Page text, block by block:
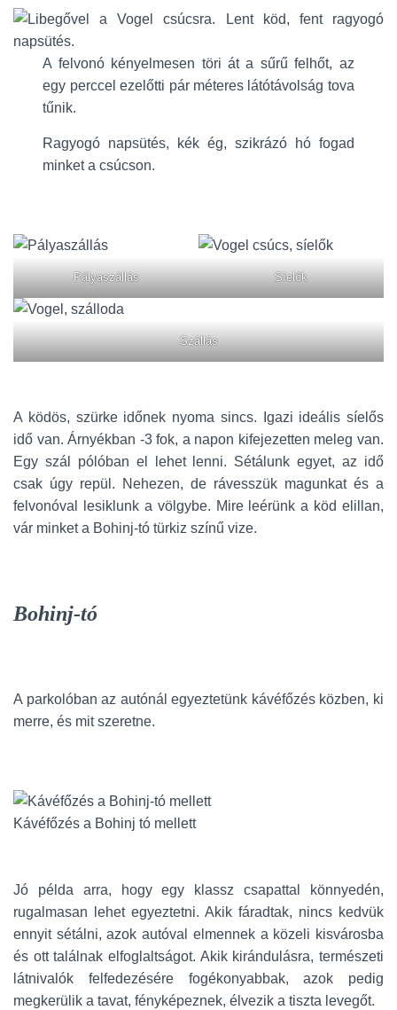
A felvonó kényelmesen töri át a sűrű felhőt, az
egy perccel ezelőtti pár méteres látótávolság tova
tűnik.
Ragyogó napsütés, kék ég, szikrázó hó fogad
minket a csúcson.
Pályaszállás Síelők
Szállás
A ködös, szürke időnek nyoma sincs. Igazi ideális síelős
idő van. Árnyékban -3 fok, a napon kifejezetten meleg van.
Egy szál pólóban el lehet lenni. Sétálunk egyet, az idő
csak úgy repül. Nehezen, de rávesszük magunkat és a
felvonóval lesiklunk a völgybe. Mire leérünk a köd elillan,
vár minket a Bohinj-tó türkiz színű vize.
Bohinj-tó
A parkolóban az autónál egyeztetünk kávéfőzés közben, ki
merre, és mit szeretne.
Kávéfőzés a Bohinj tó mellett
Jó példa arra, hogy egy klassz csapattal könnyedén,
rugalmasan lehet egyeztetni. Akik fáradtak, nincs kedvük
ennyit sétálni, azok autóval elmennek a közeli kisvárosba
és ott találnak elfoglaltságot. Akik kirándulásra, természeti
látnivalók felfedezésére fogékonyabbak, azok pedig
megkerülik a tavat, fényképeznek, élvezik a tiszta levegőt.